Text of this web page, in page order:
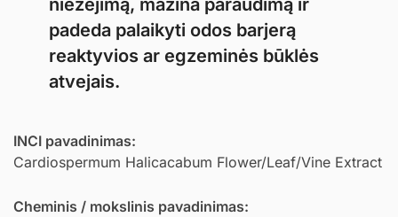
niežėjimą, mažina paraudimą ir
padeda palaikyti odos barjerą
reaktyvios ar egzeminės būklės
atvejais.
INCI pavadinimas:
Cardiospermum Halicacabum Flower/Leaf/Vine Extract
Cheminis / mokslinis pavadinimas: